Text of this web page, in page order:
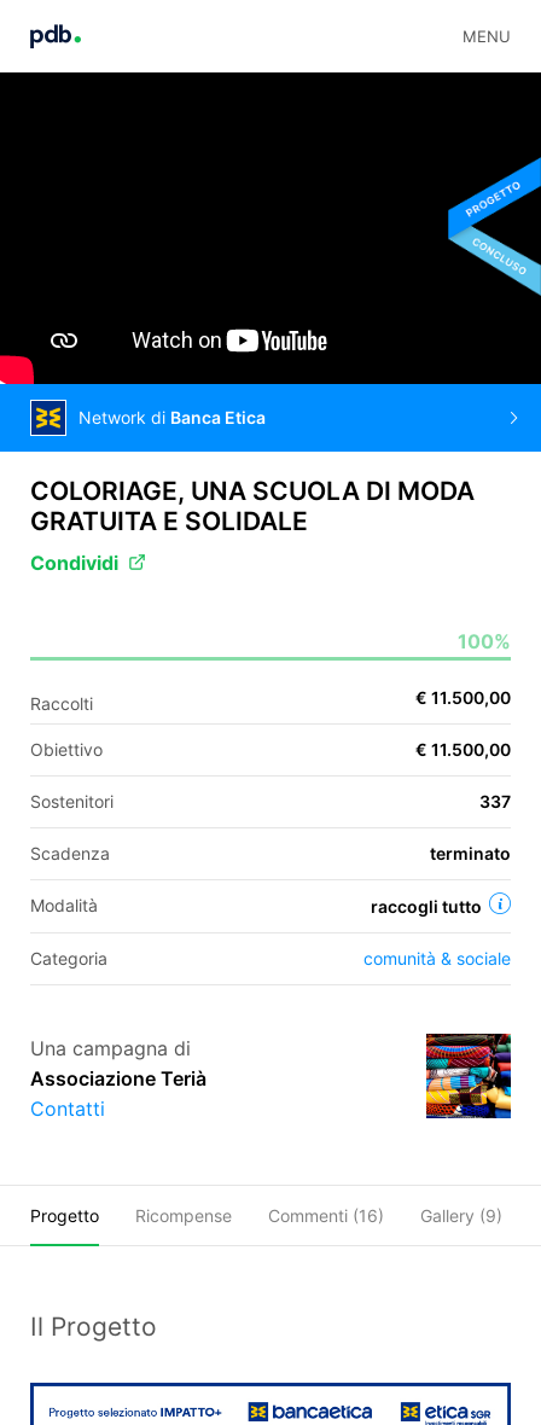
MENU
IT
ES
Network di Banca Etica
COLORIAGE, UNA SCUOLA DI MODA
GRATUITA E SOLIDALE
Condividi
100%
Raccolti € 11.500,00
Obiettivo € 11.500,00
Sostenitori 337
Scadenza terminato
Modalità raccogli tutto
Categoria comunità & sociale
Una campagna di
Associazione Terià
Contatti
Progetto Ricompense Commenti (16) Gallery (9)
Il Progetto